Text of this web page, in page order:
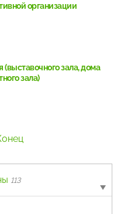
113
организации
(выставочного зала, дома
зала)